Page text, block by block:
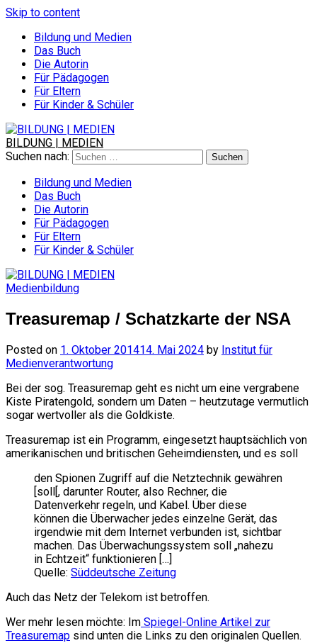
Skip to content
Bildung und Medien
Das Buch
Die Autorin
Für Pädagogen
Für Eltern
Für Kinder & Schüler
BILDUNG | MEDIEN
Suchen nach:
Bildung und Medien
Das Buch
Die Autorin
Für Pädagogen
Für Eltern
Für Kinder & Schüler
Medienbildung
Treasuremap / Schatzkarte der NSA
Posted on 1. Oktober 201414. Mai 2024 by Institut für
Medienverantwortung
Bei der sog. Treasuremap geht es nicht um eine vergrabene
Kiste Piratengold, sondern um Daten – heutzutage vermutlich
sogar wertvoller als die Goldkiste.
Treasuremap ist ein Programm, eingesetzt hauptsächlich von
amerikanischen und britischen Geheimdiensten, und es soll
den Spionen Zugriff auf die Netztechnik gewähren
[soll[, darunter Router, also Rechner, die
Datenverkehr regeln, und Kabel. Über diese
können die Überwacher jedes einzelne Gerät, das
irgendwie mit dem Internet verbunden ist, sichtbar
machen. Das Überwachungssystem soll „nahezu
in Echtzeit“ funktionieren […]
Quelle: Süddeutsche Zeitung
Auch das Netz der Telekom ist betroffen.
Wer mehr lesen möchte: Im Spiegel-Online Artikel zur
Treasuremap sind unten die Links zu den originalen Quellen.